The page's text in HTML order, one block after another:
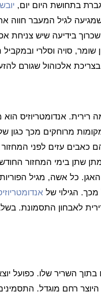
בתחושת היום יום,
לגיל המעבר חווה
בידיעה שיש צניחת
שומר, סויה וסלרי
אלכוהול שגורם
אנדומטריוזיס
מרוחקים מכך כגון
עזים לפני המחזור
שתן בימי המחזור
לאבחון התסמונת.
השריר שלו. כפועל
רחם מוגדל.